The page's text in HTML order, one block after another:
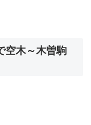
木～木曽駒